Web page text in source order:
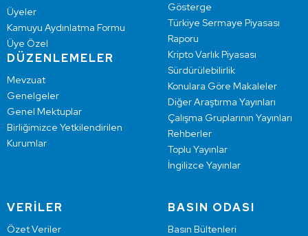
Üyeler
Kamuyu Aydınlatma Formu
Üye Özel
DÜZENLEMELER
Mevzuat
Genelgeler
Genel Mektuplar
Birliğimizce Yetkilendirilen
Kurumlar
Gösterge
Türkiye Sermaye Piyasası
Raporu
Kripto Varlık Piyasası
Sürdürülebilirlik
Konulara Göre Makaleler
Diğer Araştırma Yayınları
Çalışma Gruplarının Yayınları
Rehberler
Toplu Yayınlar
İngilizce Yayınlar
VERİLER
Özet Veriler
BASIN ODASI
Basın Bültenleri